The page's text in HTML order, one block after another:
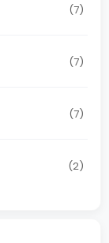
(7)
(7)
(7)
(2)